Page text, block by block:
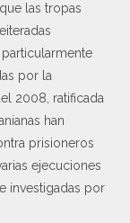
las tropas
por la
2008, ratificada
han
prisioneros
ejecuciones
investigadas por